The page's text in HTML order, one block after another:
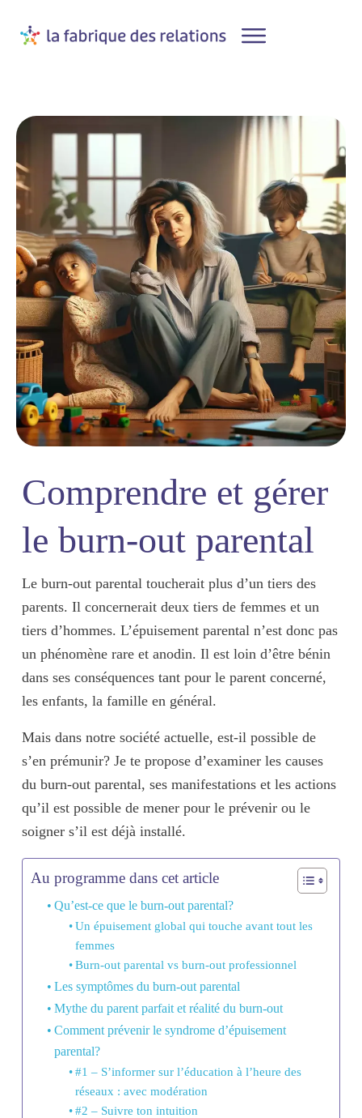
Formations professionnelles
A Propos
Contact
Comprendre et gérer
le burn-out parental
Le burn-out parental toucherait plus d’un tiers des
parents. Il concernerait deux tiers de femmes et un
tiers d’hommes. L’épuisement parental n’est donc pas
un phénomène rare et anodin. Il est loin d’être bénin
dans ses conséquences tant pour le parent concerné,
les enfants, la famille en général.
Mais dans notre société actuelle, est-il possible de
s’en prémunir? Je te propose d’examiner les causes
du burn-out parental, ses manifestations et les actions
qu’il est possible de mener pour le prévenir ou le
soigner s’il est déjà installé.
Au programme dans cet article
Qu’est-ce que le burn-out parental?
Un épuisement global qui touche avant tout les
femmes
Burn-out parental vs burn-out professionnel
Les symptômes du burn-out parental
Mythe du parent parfait et réalité du burn-out
Comment prévenir le syndrome d’épuisement
parental?
#1 – S’informer sur l’éducation à l’heure des
réseaux : avec modération
#2 – Suivre ton intuition